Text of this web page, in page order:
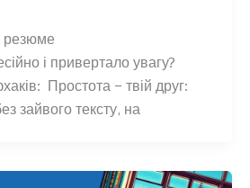
і привертало увагу?
Простота – твій друг:
зайвого тексту, на